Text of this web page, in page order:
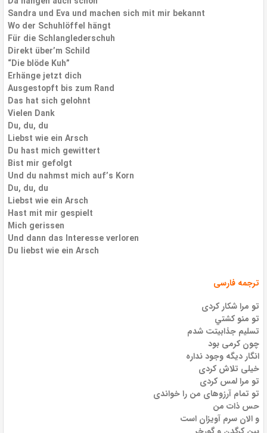
Sandra und Eva und machen sich mit mir bekannt
Wo der Schuhlöffel hängt
Für die Schlanglederschuh
Direkt über’m Schild
“Die blöde Kuh”
Erhänge jetzt dich
Ausgestopft bis zum Rand
Das hat sich gelohnt
Vielen Dank
Du, du, du
Liebst wie ein Arsch
Du hast mich gewittert
Bist mir gefolgt
Und du nahmst mich auf’s Korn
Du, du, du
Liebst wie ein Arsch
Hast mit mir gespielt
Mich gerissen
Und dann das Interesse verloren
Du liebst wie ein Arsch
ترجمه فارسی
تو مرا شکار کردی
تو منو کشتي
تسلیم جذابیتت شدم
چون کرمی بود
انگار دیگه وجود نداره
خیلی تلاش کردی
تو مرا لمس کردی
تو تمام آرزوهای من را خواندی
حس ذات من
و الان سرم آویزان است